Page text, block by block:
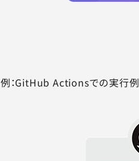
例：GitHub Actionsでの実行例